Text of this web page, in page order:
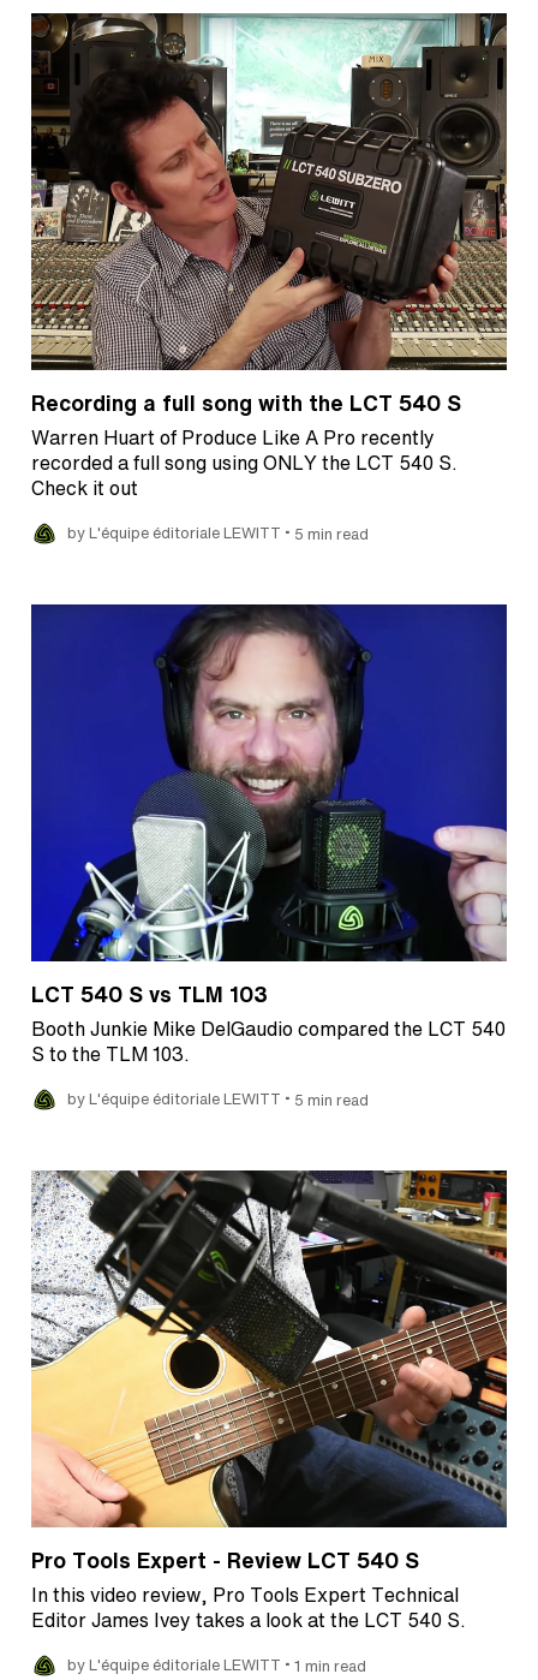
Recording a full song with the LCT 540 S
Warren Huart of Produce Like A Pro recently
recorded a full song using ONLY the LCT 540 S.
Check it out
by L'équipe éditoriale LEWITT • 5 min read
LCT 540 S vs TLM 103
Booth Junkie Mike DelGaudio compared the LCT 540
S to the TLM 103.
by L'équipe éditoriale LEWITT • 5 min read
Pro Tools Expert - Review LCT 540 S
In this video review, Pro Tools Expert Technical
Editor James Ivey takes a look at the LCT 540 S.
by L'équipe éditoriale LEWITT • 1 min read